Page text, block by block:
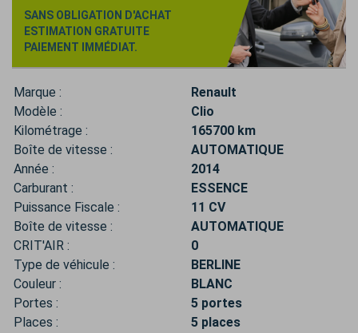
SANS OBLIGATION D'ACHAT
ESTIMATION GRATUITE
PAIEMENT IMMÉDIAT.
Marque :
Renault
Modèle :
Clio
Kilométrage :
165700 km
Boîte de vitesse :
AUTOMATIQUE
Année :
2014
Carburant :
ESSENCE
Puissance Fiscale :
11 CV
Boîte de vitesse :
AUTOMATIQUE
CRIT'AIR :
0
Type de véhicule :
BERLINE
Couleur :
BLANC
Portes :
5 portes
Places :
5 places